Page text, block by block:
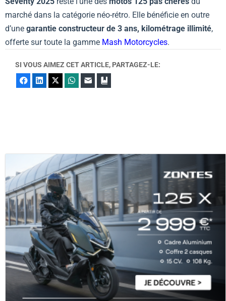
marché dans la catégorie néo-rétro. Elle bénéficie en outre
d’une garantie constructeur de 3 ans, kilométrage illimité,
offerte sur toute la gamme Mash Motorcycles.
SI VOUS AIMEZ CET ARTICLE, PARTAGEZ-LE:
FacebookLinkedIn WhatsApp
E-mail